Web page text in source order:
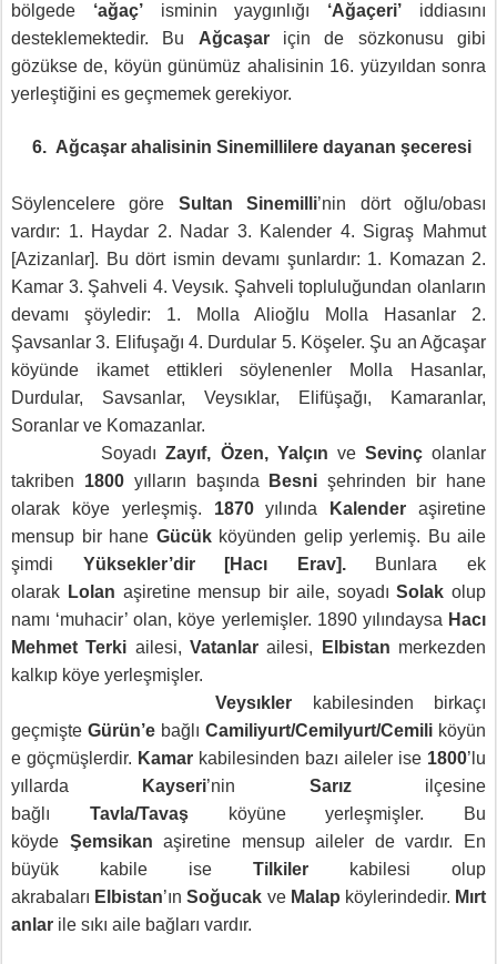
bölgede ‘ağaç’isminin yaygınlığı ‘Ağaçeri’ iddiasını
desteklemektedir. Bu Ağcaşariçin de sözkonusu gibi
gözükse de, köyün günümüz ahalisinin 16. yüzyıldan sonra
yerleştiğini es geçmemek gerekiyor.
6. Ağcaşarahalisinin Sinemillilere dayanan şeceresi
Söylencelere göre Sultan Sinemilli’nin dört oğlu/obası
vardır: 1. Haydar 2. Nadar 3. Kalender 4. Sigraş Mahmut
[Azizanlar]. Bu dört ismin devamı şunlardır: 1. Komazan 2.
Kamar 3. Şahveli 4. Veysık. Şahveli topluluğundan olanların
devamı şöyledir: 1. Molla Alioğlu Molla Hasanlar 2.
Şavsanlar 3. Elifuşağı 4. Durdular 5. Köşeler. Şu an Ağcaşar
köyünde ikamet ettikleri söylenenler Molla Hasanlar,
Durdular, Savsanlar, Veysıklar, Elifüşağı, Kamaranlar,
Soranlar ve Komazanlar.
SoyadıZayıf, Özen, Yalçın ve Sevinç olanlar
takriben 1800yılların başında Besni şehrinden bir hane
olarak köye yerleşmiş. 1870yılında Kalender aşiretine
mensup bir hane Gücükköyünden gelip yerlemiş. Bu aile
şimdi Yüksekler’dir [Hacı Erav].Bunlara ek
olarak Lolan aşiretine mensup bir aile, soyadıSolak olup
namı ‘muhacir’ olan, köye yerlemişler. 1890 yılındaysa Hacı
Mehmet Terki ailesi,Vatanlarailesi, Elbistan merkezden
kalkıp köye yerleşmişler.
Veysıkler
kabilesinden birkaçı
geçmişte Gürün’e bağlı Camiliyurt/Cemilyurt/Cemili köyün
e göçmüşlerdir. Kamar kabilesinden bazı aileler ise 1800’lu
yıllarda Kayseri’nin Sarız ilçesine
bağlı Tavla/Tavaş
köyüne yerleşmişler. Bu
köyde Şemsikanaşiretine mensup aileler de vardır. En
büyük kabile ise Tilkiler
kabilesi olup
akrabaları Elbistan’ın Soğucak veMalap köylerindedir. Mırt
anlar ile sıkı aile bağları vardır.